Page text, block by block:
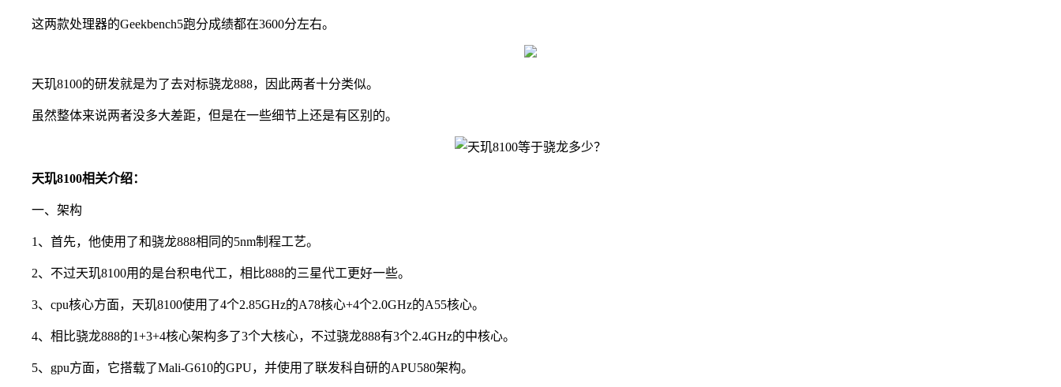
这两款处理器的Geekbench5跑分成绩都在3600分左右。
天玑8100的研发就是为了去对标骁龙888，因此两者十分类似。
虽然整体来说两者没多大差距，但是在一些细节上还是有区别的。
天玑8100相关介绍：
一、架构
1、首先，他使用了和骁龙888相同的5nm制程工艺。
2、不过天玑8100用的是台积电代工，相比888的三星代工更好一些。
3、cpu核心方面，天玑8100使用了4个2.85GHz的A78核心+4个2.0GHz的A55核心。
4、相比骁龙888的1+3+4核心架构多了3个大核心，不过骁龙888有3个2.4GHz的中核心。
5、gpu方面，它搭载了Mali-G610的GPU，并使用了联发科自研的APU580架构。